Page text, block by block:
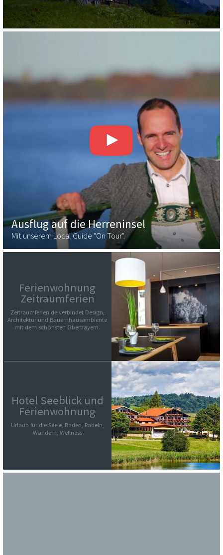
Ausflug auf die Herreninsel
Mit unserem Local Guide "On Tour".
Ferienwohnung
Zeitraumferien
Zeitraumferien.de verbindet Design,
Architektur und Bauernhausambiente
mit dem schönsten Oberbayern.
Hotel Seeblick und
Ferienwohnung
Urlaub für die Seele, Baden, Radeln,
Wandern, Wellness